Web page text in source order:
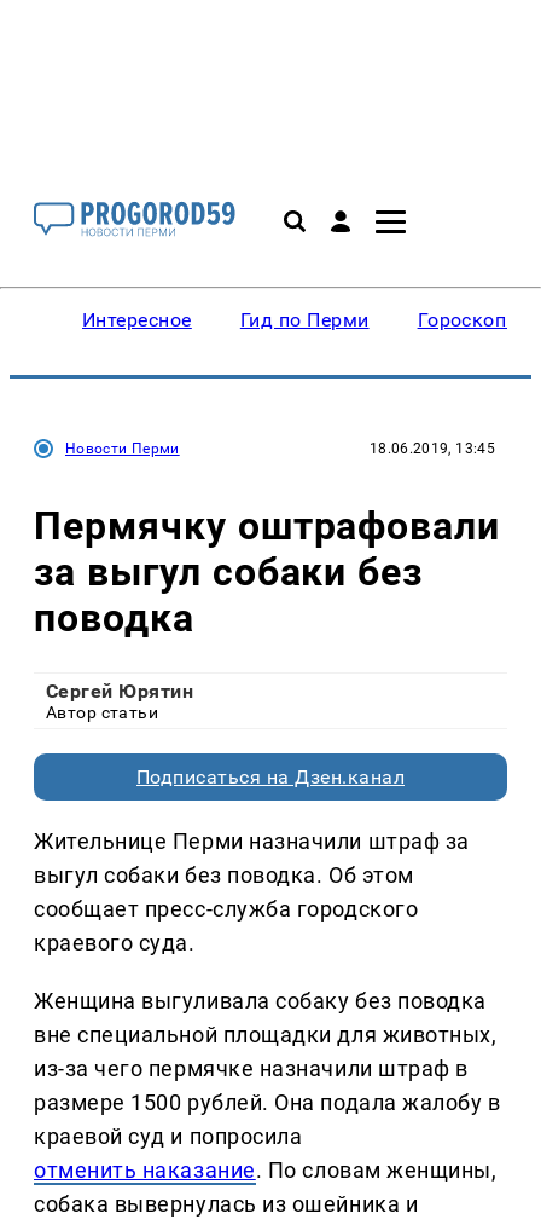
Интересное Гид по Перми Гороскопы
Новости Перми 18.06.2019, 13:45
Пермячку оштрафовали
за выгул собаки без
поводка
Сергей Юрятин
Автор статьи
Подписаться на Дзен.канал
Жительнице Перми назначили штраф за
выгул собаки без поводка. Об этом
сообщает пресс-служба городского
краевого суда.
Женщина выгуливала собаку без поводка
вне специальной площадки для животных,
из-за чего пермячке назначили штраф в
размере 1500 рублей. Она подала жалобу в
краевой суд и попросила
отменить наказание. По словам женщины,
собака вывернулась из ошейника и